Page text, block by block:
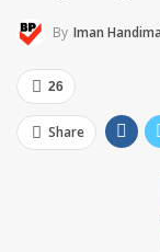
By Iman
26
Share